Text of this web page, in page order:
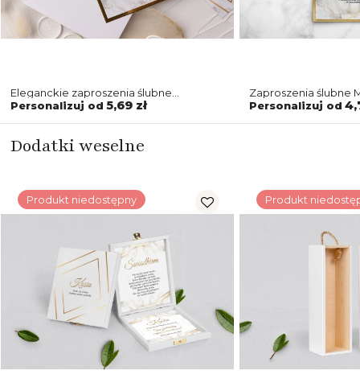
Eleganckie zaproszenia ślubne
z motywem marmuru i złota z lustrzaną
podklejką i sznurkiem
Personalizuj od 5,69 zł
Zaproszenia ślubne
Motyw 1 - Złote
Personalizuj od
Dodatki weselne
Produkt niedostępny Produkt